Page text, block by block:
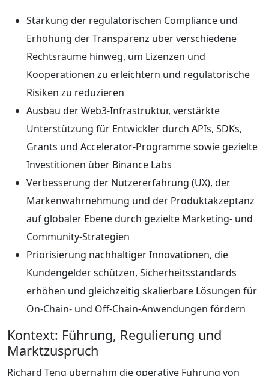
Stärkung der regulatorischen Compliance und
Erhöhung der Transparenz über verschiedene
Rechtsräume hinweg, um Lizenzen und
Kooperationen zu erleichtern und regulatorische
Risiken zu reduzieren
Ausbau der Web3-Infrastruktur, verstärkte
Unterstützung für Entwickler durch APIs, SDKs,
Grants und Accelerator-Programme sowie gezielte
Investitionen über Binance Labs
Verbesserung der Nutzererfahrung (UX), der
Markenwahrnehmung und der Produktakzeptanz
auf globaler Ebene durch gezielte Marketing- und
Community-Strategien
Priorisierung nachhaltiger Innovationen, die
Kundengelder schützen, Sicherheitsstandards
erhöhen und gleichzeitig skalierbare Lösungen für
On-Chain- und Off-Chain-Anwendungen fördern
Kontext: Führung, Regulierung und
Marktzuspruch
Richard Teng übernahm die operative Führung von